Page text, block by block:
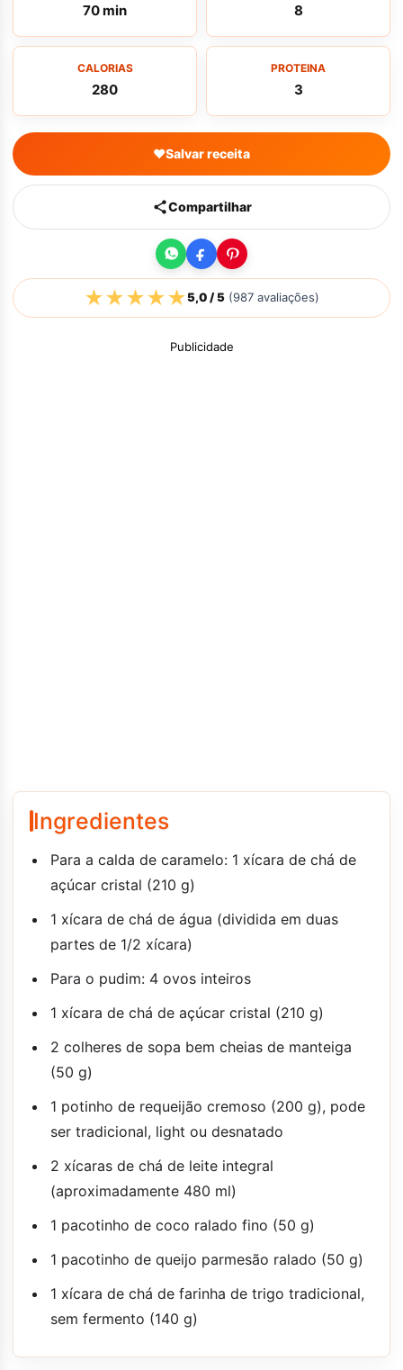
70 min 8
CALORIAS
280
PROTEINA
3
♥Salvar receita
Compartilhar
★★★★★5,0/ 5 (987 avaliações)
Publicidade
Ingredientes
Para a calda de caramelo: 1 xícara de chá de
açúcar cristal (210 g)
1 xícara de chá de água (dividida em duas
partes de 1/2 xícara)
Para o pudim: 4 ovos inteiros
1 xícara de chá de açúcar cristal (210 g)
2 colheres de sopa bem cheias de manteiga
(50 g)
1 potinho de requeijão cremoso (200 g), pode
ser tradicional, light ou desnatado
2 xícaras de chá de leite integral
(aproximadamente 480 ml)
1 pacotinho de coco ralado fino (50 g)
1 pacotinho de queijo parmesão ralado (50 g)
1 xícara de chá de farinha de trigo tradicional,
sem fermento (140 g)